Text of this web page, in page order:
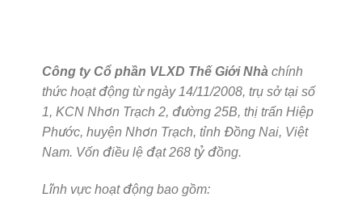
Công ty Cổ phần VLXD Thế Giới Nhà chính
thức hoạt động từ ngày 14/11/2008, trụ sở tại số
1, KCN Nhơn Trạch 2, đường 25B, thị trấn Hiệp
Phước, huyện Nhơn Trạch, tỉnh Đồng Nai, Việt
Nam. Vốn điều lệ đạt 268 tỷ đồng.
Lĩnh vực hoạt động bao gồm: